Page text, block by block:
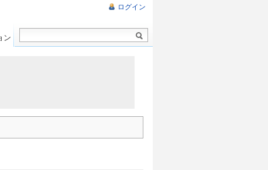
ログイン
ン